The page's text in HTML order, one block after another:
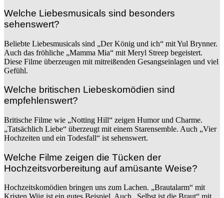
Welche Liebesmusicals sind besonders
sehenswert?
Beliebte Liebesmusicals sind „Der König und ich“ mit Yul Brynner.
Auch das fröhliche „Mamma Mia“ mit Meryl Streep begeistert.
Diese Filme überzeugen mit mitreißenden Gesangseinlagen und viel
Gefühl.
Welche britischen Liebeskomödien sind
empfehlenswert?
Britische Filme wie „Notting Hill“ zeigen Humor und Charme.
„Tatsächlich Liebe“ überzeugt mit einem Starensemble. Auch „Vier
Hochzeiten und ein Todesfall“ ist sehenswert.
Welche Filme zeigen die Tücken der
Hochzeitsvorbereitung auf amüsante Weise?
Hochzeitskomödien bringen uns zum Lachen. „Brautalarm“ mit